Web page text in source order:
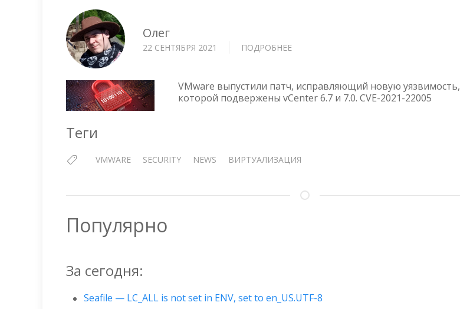
Олег
22 СЕНТЯБРЯ 2021 ПОДРОБНЕЕ
ДЛЯ
VCENTER
CVE-
VMware выпустили патч, исправляющий новую уязвимость,
которой подвержены vCenter 6.7 и 7.0. CVE-2021-22005
Теги
VMWARE SECURITY NEWS ВИРТУАЛИЗАЦИЯ
Популярно
За сегодня:
Seafile — LC_ALL is not set in ENV, set to en_US.UTF-8